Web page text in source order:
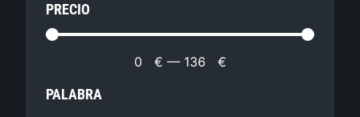
PRECIO
0 € — 136 €
PALABRA